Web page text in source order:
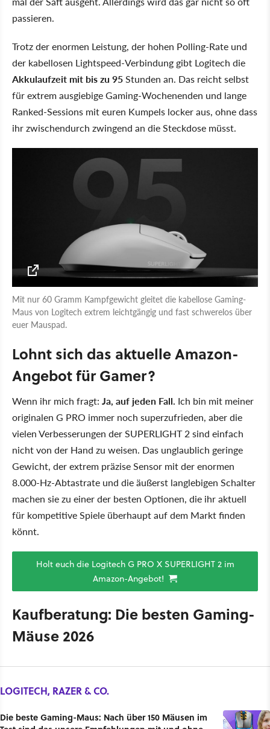
passieren.
Trotz der enormen Leistung, der hohen Polling-Rate und
der kabellosen Lightspeed-Verbindung gibt Logitech die
Akkulaufzeit mit bis zu 95Stunden an. Das reicht selbst
für extrem ausgiebige Gaming-Wochenenden und lange
Ranked-Sessions mit euren Kumpels locker aus, ohne dass
ihr zwischendurch zwingend an die Steckdose müsst.
Mit nur 60 Gramm Kampfgewicht gleitet die kabellose Gaming-
Maus von Logitech extrem leichtgängig und fast schwerelos über
euer Mauspad.
Lohnt sich das aktuelle Amazon-
Angebot für Gamer?
Wenn ihr mich fragt: Ja, auf jeden Fall. Ich bin mit meiner
originalen G PRO immer noch superzufrieden, aber die
vielen Verbesserungen der SUPERLIGHT 2 sind einfach
nicht von der Hand zu weisen. Das unglaublich geringe
Gewicht, der extrem präzise Sensor mit der enormen
8.000-Hz-Abtastrate und die äußerst langlebigen Schalter
machen sie zu einer der besten Optionen, die ihr aktuell
für kompetitive Spiele überhaupt auf dem Markt finden
könnt.
Holt euch die Logitech G PRO X SUPERLIGHT 2 im
Amazon-Angebot!
Kaufberatung: Die besten Gaming-
Mäuse 2026
LOGITECH, RAZER & CO.
Die beste Gaming-Maus: Nach über 150 Mäusen im